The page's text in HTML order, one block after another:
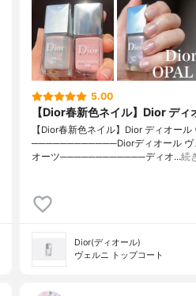
5.00
【Dior春新色ネイル】Dior ディ
【Dior春新色ネイル】Dior ディオール
────────────Diorディオール ヴ
オーツ────────────ディオ…続
Dior(ディオール)
ヴェルニ トップコート